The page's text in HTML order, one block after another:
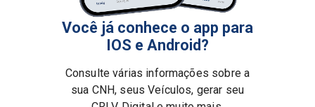
SEGURANÇA E PROTEÇÃO
SERVIÇOS AO CIDADÃO
SERVIDOR PÚBLICO
SYSTEM
Você já conhece o app para
IOS e Android?
Consulte várias informações sobre a
sua CNH, seus Veículos, gerar seu